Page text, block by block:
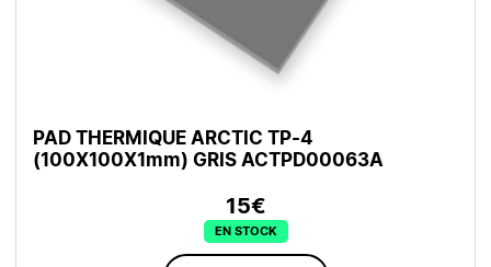
PAD THERMIQUE ARCTIC TP-4
(100X100X1mm) GRIS ACTPD00063A
15€
EN STOCK